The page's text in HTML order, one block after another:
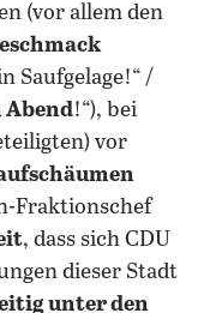
(vor allem den
Saufgelage!“ /
Abend!“), bei
vor
Fraktionschef
, dass sich CDU
dieser Stadt
unter den